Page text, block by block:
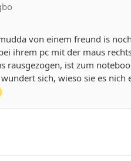
von einem freund is
ihrem pc mit der maus
rausgezogen, ist zum
sich, wieso sie es nich